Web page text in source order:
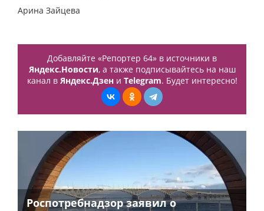
Арина Зайцева
Добавляйте «Репортер 64» в источники в
Яндекс.Новости, а также подписывайтесь на наш
канал в Яндекс.Дзени Telegram. Будет интересно!
Роспотребнадзор заявил о